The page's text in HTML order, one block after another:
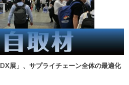
展」、サプライチェーン全体の最適化